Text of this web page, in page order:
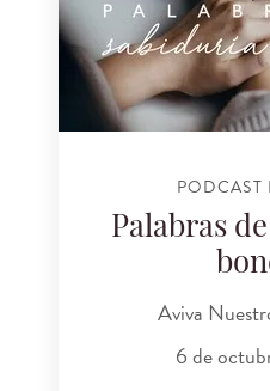
Palabras
Aviva
6 de